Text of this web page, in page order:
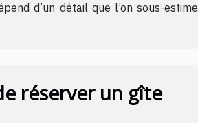
d’un détail que l’on sous-estime
réserver un gîte